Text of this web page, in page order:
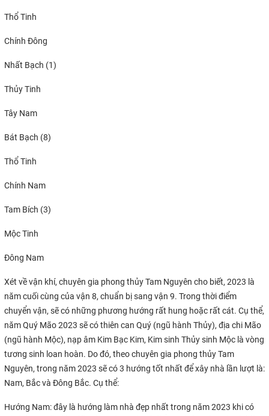
Thổ Tinh
Chính Đông
Nhất Bạch (1)
Thủy Tinh
Tây Nam
Bát Bạch (8)
Thổ Tinh
Chính Nam
Tam Bích (3)
Mộc Tinh
Đông Nam
Xét về vận khí, chuyên gia phong thủy Tam Nguyên cho biết, 2023 là
năm cuối cùng của vận 8, chuẩn bị sang vận 9. Trong thời điểm
chuyển vận, sẽ có những phương hướng rất hung hoặc rất cát. Cụ thể,
năm Quý Mão 2023 sẽ có thiên can Quý (ngũ hành Thủy), địa chi Mão
(ngũ hành Mộc), nạp âm Kim Bạc Kim, Kim sinh Thủy sinh Mộc là vòng
tương sinh loan hoàn. Do đó, theo chuyên gia phong thủy Tam
Nguyên, trong năm 2023 sẽ có 3 hướng tốt nhất để xây nhà lần lượt là:
Nam, Bắc và Đông Bắc. Cụ thể:
Hướng Nam: đây là hướng làm nhà đẹp nhất trong năm 2023 khi có